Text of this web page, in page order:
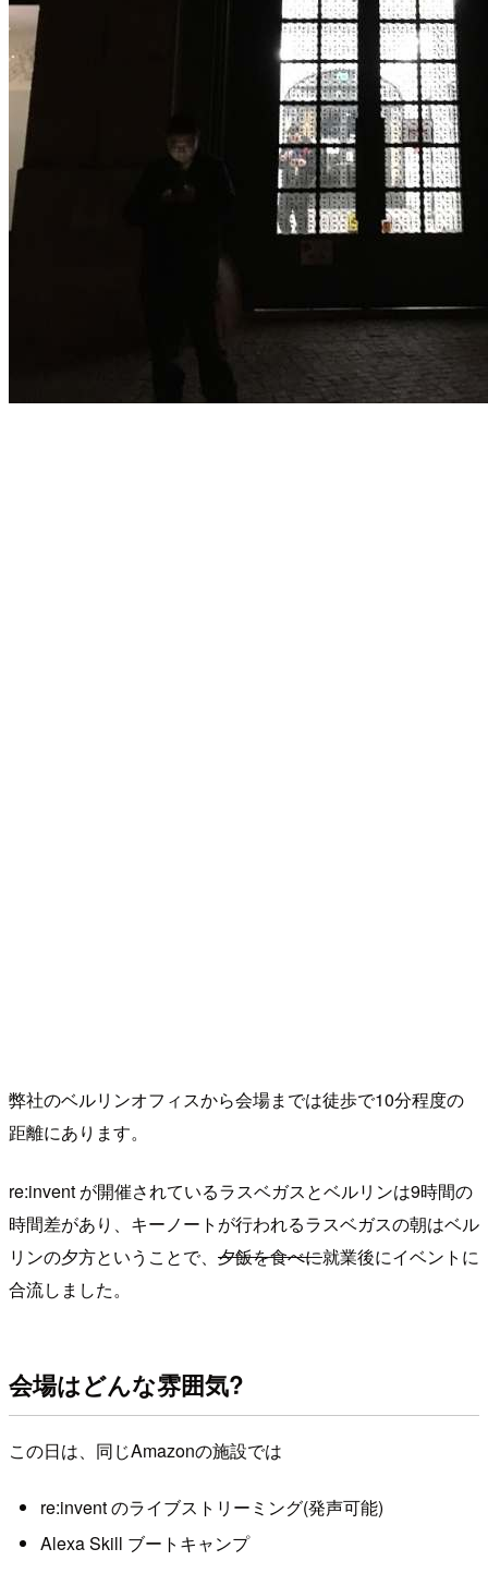
弊社のベルリンオフィスから会場までは徒歩で10分程度の
距離にあります。
re:invent が開催されているラスベガスとベルリンは9時間の
時間差があり、キーノートが行われるラスベガスの朝はベル
リンの夕方ということで、 夕飯を食べに就業後にイベントに
合流しました。
会場はどんな雰囲気?
この日は、同じAmazonの施設では
re:invent のライブストリーミング(発声可能)
Alexa Skill ブートキャンプ